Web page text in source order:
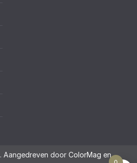
. Aangedreven door ColorMag en